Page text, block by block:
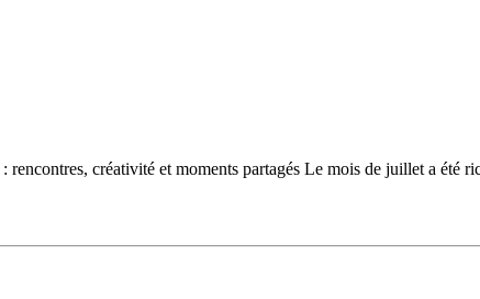
rencontres, créativité et moments partagés Le mois de juillet a